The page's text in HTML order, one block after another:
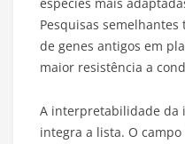
Pesquisas
de genes antigos em
maior resistência a
A interpretabilidade da
integra a lista. O